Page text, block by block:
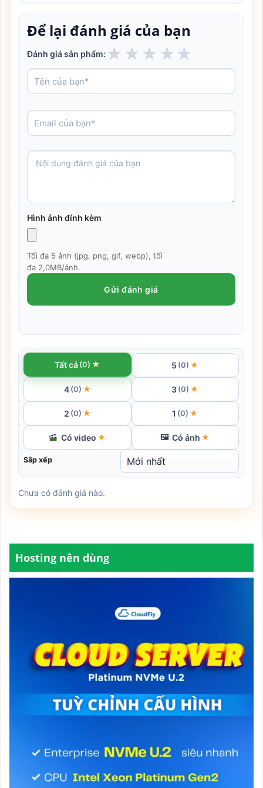
Để lại đánh giá của bạn
Đánh giá sản phẩm: ★ ★ ★ ★★
Hình ảnh đính kèm
Tối đa 5 ảnh (jpg, png, gif, webp), tối
đa 2,0MB/ảnh.
Gửi đánh giá
Tất cả (0) ★ 5 (0) ★
4 (0) ★ 3 (0) ★
2 (0) ★ 1 (0) ★
Có video ★ 🖼 Có ảnh ★
Sắp xếp
Chưa có đánh giá nào.
Hosting nên dùng